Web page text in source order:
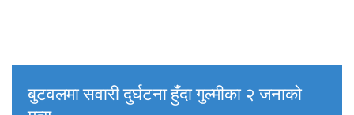
बुटवलमा सवारी दुर्घटना हुँदा गुल्मीका २ जनाको